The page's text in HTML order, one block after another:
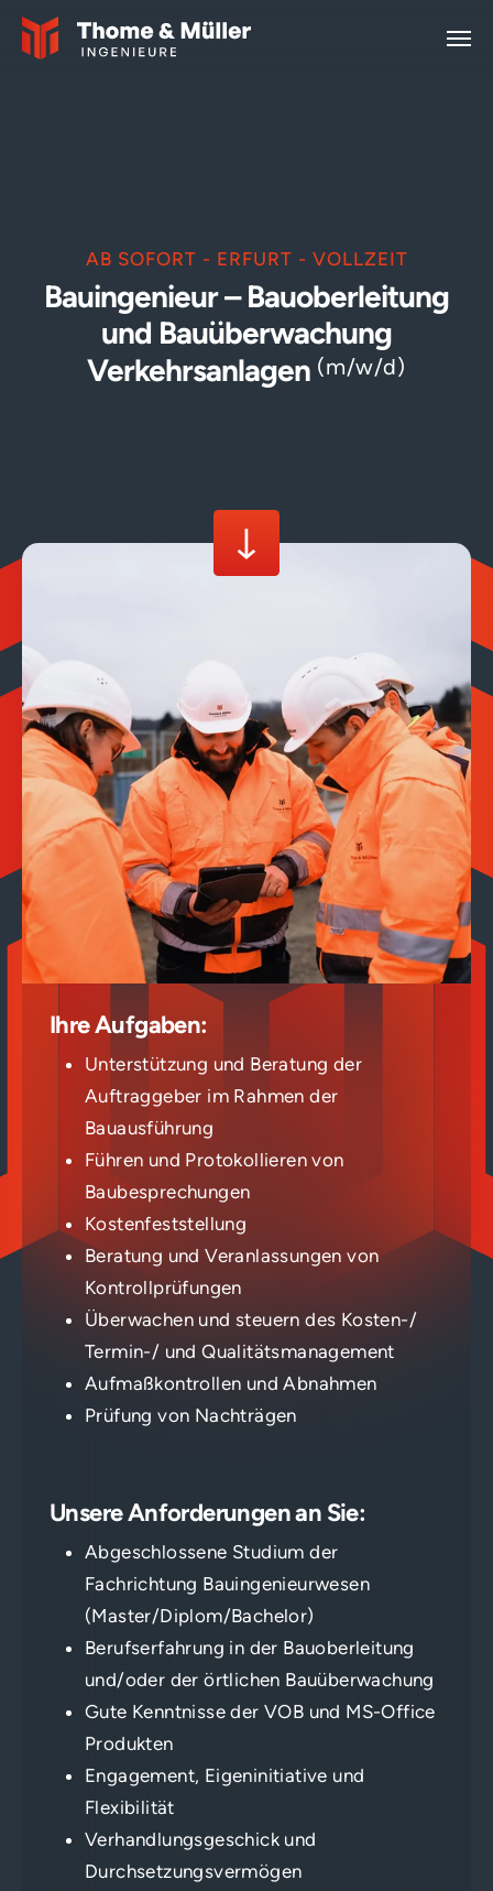
AB SOFORT - ERFURT - VOLLZEIT
Bauingenieur – Bauoberleitung
und Bauüberwachung
Verkehrsanlagen (m/w/d)
Ihre Aufgaben:
Unterstützung und Beratung der
Auftraggeber im Rahmen der
Bauausführung
Führen und Protokollieren von
Baubesprechungen
Kostenfeststellung
Beratung und Veranlassungen von
Kontrollprüfungen
Überwachen und steuern des Kosten-/
Termin-/ und Qualitätsmanagement
Aufmaßkontrollen und Abnahmen
Prüfung von Nachträgen
Unsere Anforderungen an Sie:
Abgeschlossene Studium der
Fachrichtung Bauingenieurwesen
(Master/Diplom/Bachelor)
Berufserfahrung in der Bauoberleitung
und/oder der örtlichen Bauüberwachung
Gute Kenntnisse der VOB und MS-Office
Produkten
Engagement, Eigeninitiative und
Flexibilität
Verhandlungsgeschick und
Durchsetzungsvermögen